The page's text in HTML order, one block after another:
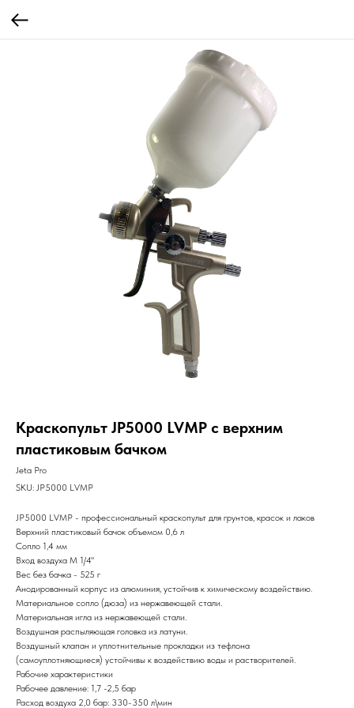
Краскопульт JP5000 LVMP c верхним
пластиковым бачком
Jeta Pro
SKU: JP5000 LVMP
JP5000 LVMP - профессиональный краскопульт для грунтов, красок и лаков
Верхний пластиковый бачок объемом 0,6 л
Сопло 1,4 мм
Вход воздуха М 1/4"
Вес без бачка - 525 г
Анодированный корпус из алюминия, устойчив к химическому воздействию.
Материальное сопло (дюза) из нержавеющей стали.
Материальная игла из нержавеющей стали.
Воздушная распыляющая головка из латуни.
Воздушный клапан и уплотнительные прокладки из тефлона
(самоуплотняющиеся) устойчивы к воздействию воды и растворителей.
Рабочие характеристики
Рабочее давление: 1,7 -2,5 бар
Расход воздуха 2,0 бар: 330-350 л\мин